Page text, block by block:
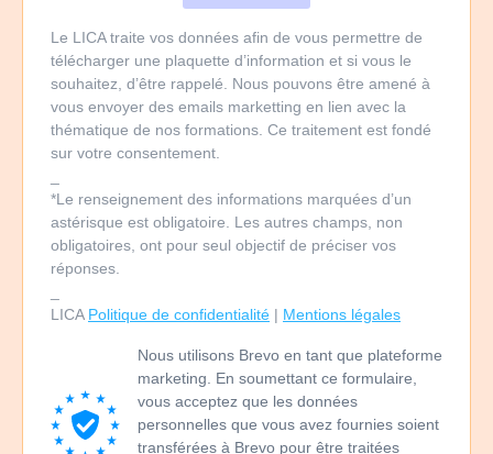
Le LICA traite vos données afin de vous permettre de
télécharger une plaquette d’information et si vous le
souhaitez, d’être rappelé. Nous pouvons être amené à
vous envoyer des emails marketting en lien avec la
thématique de nos formations. Ce traitement est fondé
sur votre consentement.
*Le renseignement des informations marquées d’un
astérisque est obligatoire. Les autres champs, non
obligatoires, ont pour seul objectif de préciser vos
réponses.
LICA Politique de confidentialité | Mentions légales
Nous utilisons Brevo en tant que plateforme
marketing. En soumettant ce formulaire,
vous acceptez que les données
personnelles que vous avez fournies soient
transférées à Brevo pour être traitées